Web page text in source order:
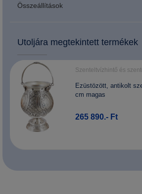
Összeállítások
Utoljára megtekintett termékek
Szenteltvízhintő és
Ezüstözött, antikolt
cm magas
265 890.- Ft